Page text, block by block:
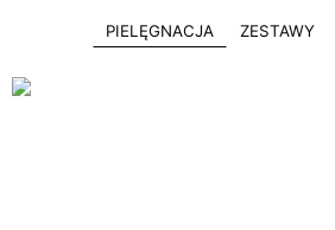
PIELĘGNACJA ZESTAWY